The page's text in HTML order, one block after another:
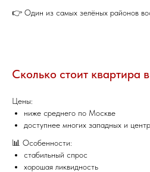
👉 Один из самых зелёных районов
Сколько стоит квартира
Цены:
ниже среднего по Москве
доступнее многих западных и
📊 Особенности:
стабильный спрос
хорошая ликвидность